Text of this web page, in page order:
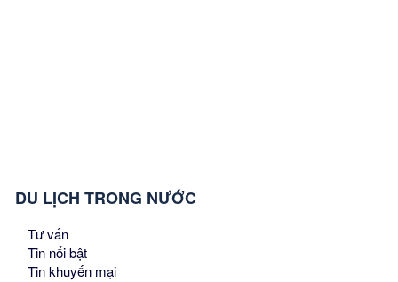
DU LỊCH TRONG NƯỚC
Tư vấn
Tin nổi bật
Tin khuyến mại